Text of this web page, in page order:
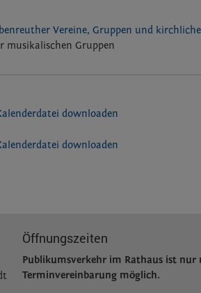
Vereine, Gruppen und
musikalischen Gruppen
downloaden
downloaden
Öffnungszeiten
Publikumsverkehr im Rathaus ist nur
Terminvereinbarung möglich.